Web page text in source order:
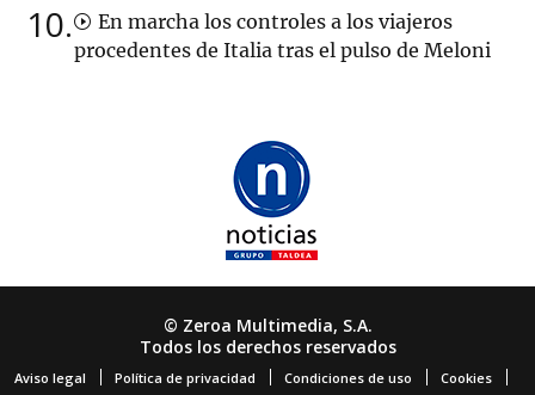
10
En marcha los controles a los viajeros
procedentes de Italia tras el pulso de Meloni
© Zeroa Multimedia, S.A.
Todos los derechos reservados
Aviso legal Política de privacidad Condiciones de uso Cookies